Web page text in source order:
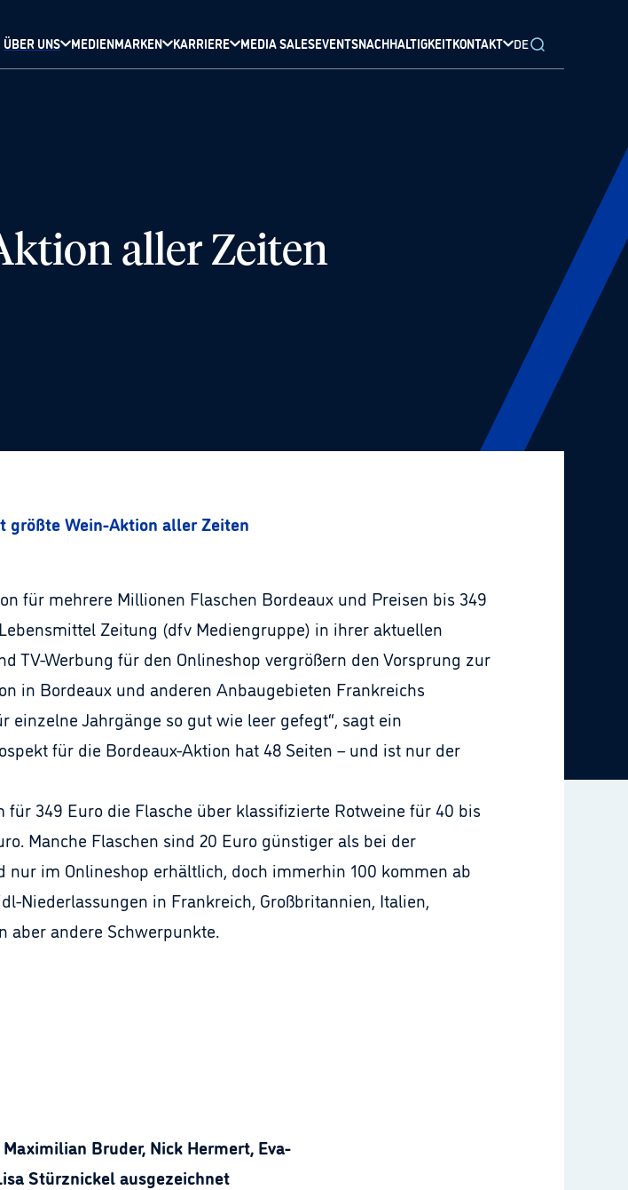
ÜBER UNS MEDIENMARKEN KARRIERE MEDIA SALESEVENTSNACHHALTIGKEITKONTAKT DE
aller Zeiten
größte Wein-Aktion aller Zeiten
für mehrere Millionen Flaschen Bordeaux und Preisen bis 349
Zeitung (dfv Mediengruppe) in ihrer aktuellen
TV-Werbung für den Onlineshop vergrößern den Vorsprung zur
in Bordeaux und anderen Anbaugebieten Frankreichs
einzelne Jahrgänge so gut wie leer gefegt“, sagt ein
für die Bordeaux-Aktion hat 48 Seiten – und ist nur der
349 Euro die Flasche über klassifizierte Rotweine für 40 bis
Manche Flaschen sind 20 Euro günstiger als bei der
im Onlineshop erhältlich, doch immerhin 100 kommen ab
Niederlassungen in Frankreich, Großbritannien, Italien,
aber andere Schwerpunkte.
Bruder, Nick Hermert, Eva-
Stürznickel ausgezeichnet